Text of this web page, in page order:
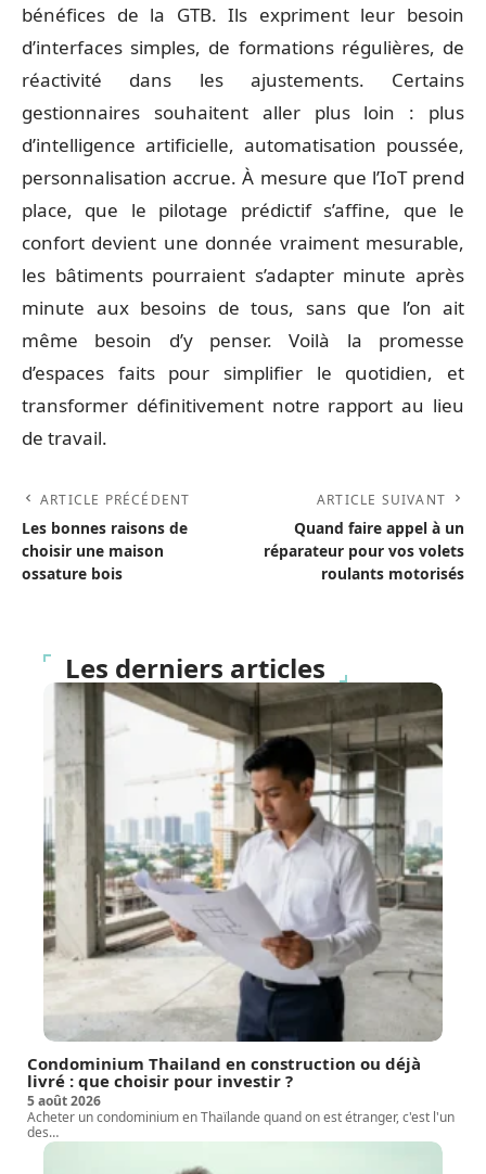
bénéfices de la GTB. Ils expriment leur besoin
d’interfaces simples, de formations régulières, de
réactivité dans les ajustements. Certains
gestionnaires souhaitent aller plus loin : plus
d’intelligence artificielle, automatisation poussée,
personnalisation accrue. À mesure que l’IoT prend
place, que le pilotage prédictif s’affine, que le
confort devient une donnée vraiment mesurable,
les bâtiments pourraient s’adapter minute après
minute aux besoins de tous, sans que l’on ait
même besoin d’y penser. Voilà la promesse
d’espaces faits pour simplifier le quotidien, et
transformer définitivement notre rapport au lieu
de travail.
ARTICLE PRÉCÉDENT
Les bonnes raisons de
choisir une maison
ossature bois
ARTICLE SUIVANT
Quand faire appel à un
réparateur pour vos volets
roulants motorisés
Les derniers articles
Condominium Thailand en construction ou déjà
livré : que choisir pour investir ?
5 août 2026
Acheter un condominium en Thaïlande quand on est étranger, c'est l'un
des…